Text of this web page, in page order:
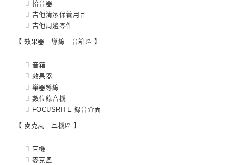
拾音器
吉他清潔保養用品
吉他周邊零件
【 效果器｜導線｜音箱區 】
音箱
效果器
樂器導線
數位錄音機
FOCUSRITE 錄音介面
【 麥克風｜耳機區 】
耳機
麥克風